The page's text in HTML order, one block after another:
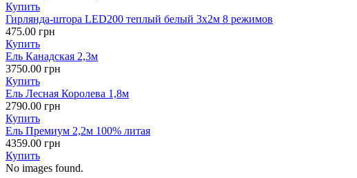
Купить
Гирлянда-штора LED200 теплый белый 3х2м 8 режимов
475.00 грн
Купить
Ель Канадская 2,3м
3750.00 грн
Купить
Ель Лесная Королева 1,8м
2790.00 грн
Купить
Ель Премиум 2,2м 100% литая
4359.00 грн
Купить
No images found.